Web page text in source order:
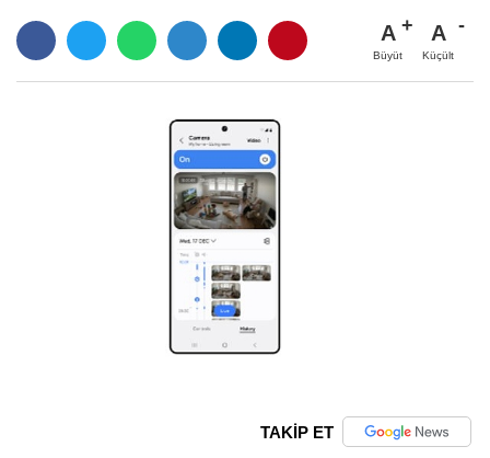
A
Büyüt
A
Küçült
TAKİP ET